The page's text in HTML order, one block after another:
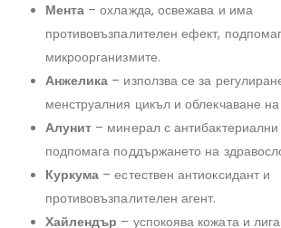
Мента – охлажда, освежава и има
противовъзпалителен ефект,
микроорганизмите.
Анжелика – използва се за
менструалния цикъл и облекчаване
Алунит – минерал с антибактериални
подпомага поддържането на
Куркума – естествен антиоксидант и
противовъзпалителен агент.
Хайлендър – успокоява кожата и